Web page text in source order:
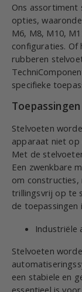
Ons assortiment
opties,
M6, M8, M10,
configuraties.
rubberen
specifieke
Stelvoeten
apparaat niet op
Met de
Een zwenkbare
om constructies,
trillingsvrij op te
de toepassingen
Industriële
Stelvoeten
een stabiele en